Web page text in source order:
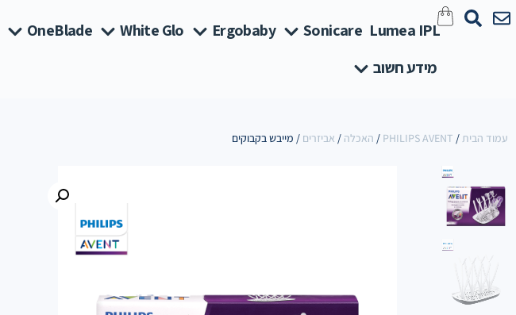
Lumea IPL
Sonicare
Ergobaby
White Glo
OneBlade
מידע חשוב
עמוד הבית/
PHILIPS AVENT
/ האכלה / אביזרים / מייבש בקבוקים